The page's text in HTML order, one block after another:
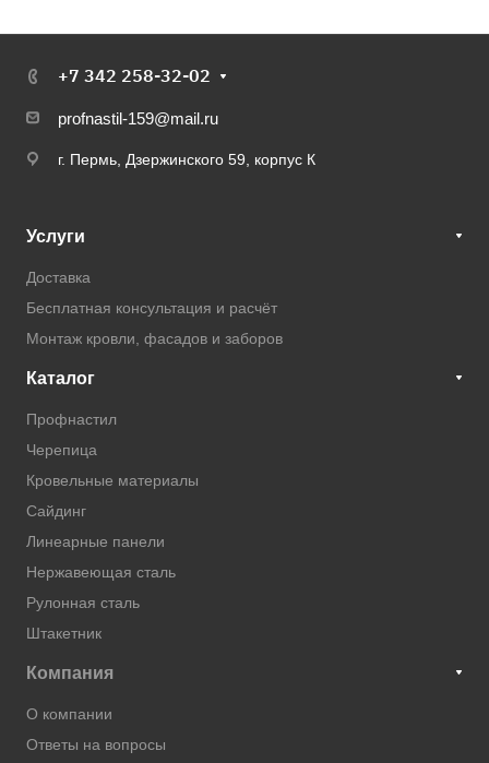
+7 342 258-32-02
profnastil-159@mail.ru
г. Пермь, Дзержинского 59, корпус К
Услуги
Доставка
Бесплатная консультация и расчёт
Монтаж кровли, фасадов и заборов
Каталог
Профнастил
Черепица
Кровельные материалы
Сайдинг
Линеарные панели
Нержавеющая сталь
Рулонная сталь
Штакетник
Компания
О компании
Ответы на вопросы